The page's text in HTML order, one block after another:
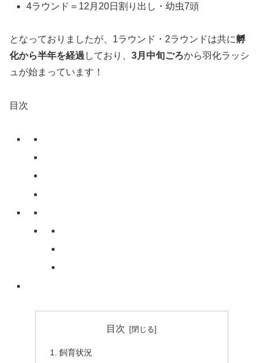
4ラウンド＝12月20日割り出し・幼虫7頭
となっておりましたが、1ラウンド・2ラウンドは共に孵
化から半年を経過しており、 3月中旬ごろから羽化ラッシ
ュが始まっています！
目次
目次
飼育状況